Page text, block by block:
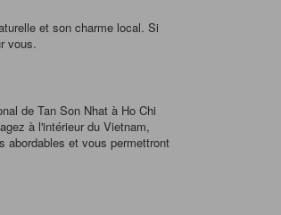
et son charme local. Si
vous.
de Tan Son Nhat à Ho Chi
à l'intérieur du Vietnam,
abordables et vous permettront